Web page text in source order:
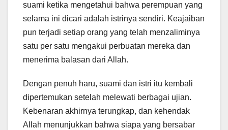
suami ketika mengetahui bahwa perempuan yang
selama ini dicari adalah istrinya sendiri. Keajaiban
pun terjadi setiap orang yang telah menzaliminya
satu per satu mengakui perbuatan mereka dan
menerima balasan dari Allah.
Dengan penuh haru, suami dan istri itu kembali
dipertemukan setelah melewati berbagai ujian.
Kebenaran akhirnya terungkap, dan kehendak
Allah menunjukkan bahwa siapa yang bersabar